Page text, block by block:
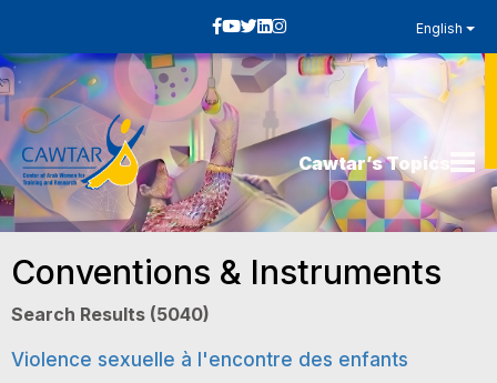
English
Cawtar’s Topics
Conventions & Instruments
Search Results (5040)
Violence sexuelle à l'encontre des enfants